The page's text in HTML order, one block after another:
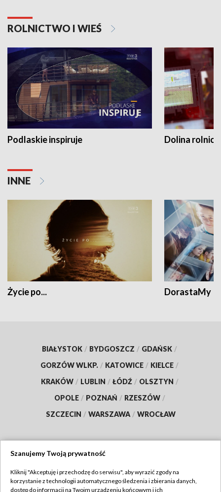
ROLNICTWO I WIEŚ
Podlaskie inspiruje Dolina
INNE
Życie po... DorastaMy
BIAŁYSTOK / BYDGOSZCZ / GDAŃSK /
GORZÓW WLKP. / KATOWICE / KIELCE /
KRAKÓW / LUBLIN / ŁÓDŹ / OLSZTYN /
OPOLE / POZNAŃ / RZESZÓW /
SZCZECIN / WARSZAWA / WROCŁAW
TVP
Szanujemy Twoją prywatność
Kliknij "Akceptuję i przechodzę do serwisu", aby wyrazić zgody na
korzystanie z technologii automatycznego śledzenia i zbierania danych,
dostęp do informacji na Twoim urządzeniu końcowym i ich